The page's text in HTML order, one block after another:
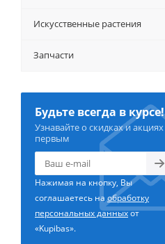
Искусственные растения
Запчасти
Будьте всегда в курсе!
Узнавайте о скидках и акциях
первым
Нажимая на кнопку, Вы
соглашаетесь наобработку
персональных данныхот
«Kupibas».